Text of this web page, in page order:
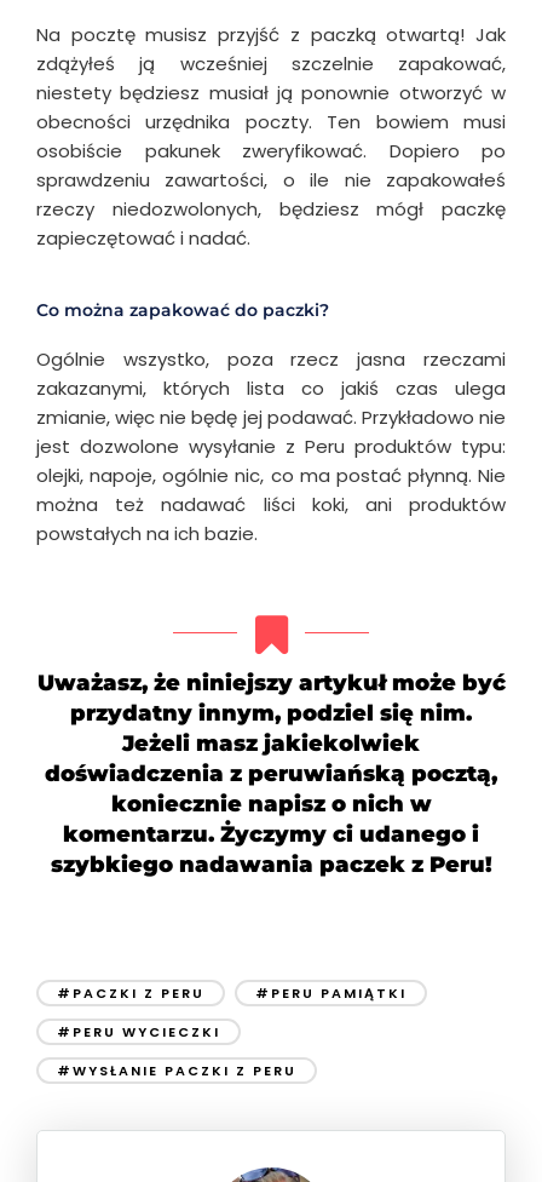
Na pocztę musisz przyjść z paczką otwartą! Jak
zdążyłeś ją wcześniej szczelnie zapakować,
niestety będziesz musiał ją ponownie otworzyć w
obecności urzędnika poczty. Ten bowiem musi
osobiście pakunek zweryfikować. Dopiero po
sprawdzeniu zawartości, o ile nie zapakowałeś
rzeczy niedozwolonych, będziesz mógł paczkę
zapieczętować i nadać.
Co można zapakować do paczki?
Ogólnie wszystko, poza rzecz jasna rzeczami
zakazanymi, których lista co jakiś czas ulega
zmianie, więc nie będę jej podawać. Przykładowo nie
jest dozwolone wysyłanie z Peru produktów typu:
olejki, napoje, ogólnie nic, co ma postać płynną. Nie
można też nadawać liści koki, ani produktów
powstałych na ich bazie.
Uważasz, że niniejszy artykuł może być
przydatny innym, podziel się nim.
Jeżeli masz jakiekolwiek
doświadczenia z peruwiańską pocztą,
koniecznie napisz o nich w
komentarzu. Życzymy ci udanego i
szybkiego nadawania paczek z Peru!
#PACZKI Z PERU
#PERU PAMIĄTKI
#PERU WYCIECZKI
#WYSŁANIE PACZKI Z PERU